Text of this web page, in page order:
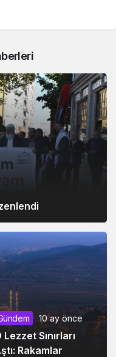
10 ay önce
Lezzet Sınırları
Rakamlar